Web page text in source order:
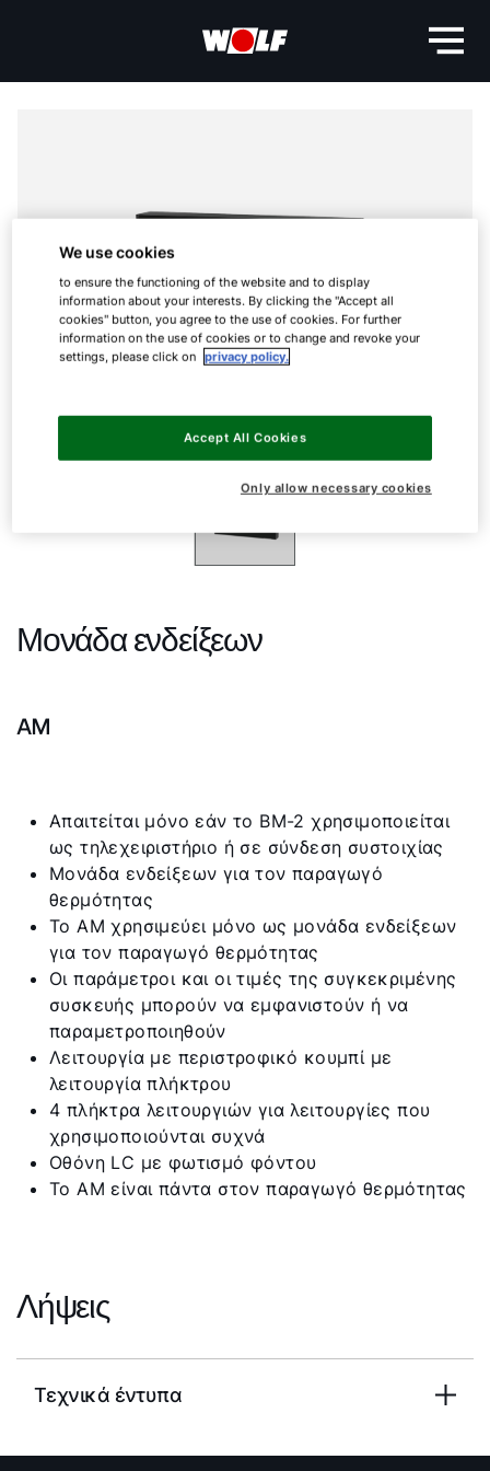
Μονάδα ενδείξεων
AM
Απαιτείται μόνο εάν το BM-2 χρησιμοποιείται
ως τηλεχειριστήριο ή σε σύνδεση συστοιχίας
Μονάδα ενδείξεων για τον παραγωγό
θερμότητας
Το AM χρησιμεύει μόνο ως μονάδα ενδείξεων
για τον παραγωγό θερμότητας
Οι παράμετροι και οι τιμές της συγκεκριμένης
συσκευής μπορούν να εμφανιστούν ή να
παραμετροποιηθούν
Λειτουργία με περιστροφικό κουμπί με
λειτουργία πλήκτρου
4 πλήκτρα λειτουργιών για λειτουργίες που
χρησιμοποιούνται συχνά
Οθόνη LC με φωτισμό φόντου
Το AM είναι πάντα στον παραγωγό θερμότητας
Λήψεις
Τεχνικά έντυπα
We use cookies
to ensure the functioning of the website and to display
information about your interests. By clicking the "Accept all
cookies" button, you agree to the use of cookies. For further
information on the use of cookies or to change and revoke your
settings, please click on privacy policy.
Only allow necessary cookies
Accept All Cookies